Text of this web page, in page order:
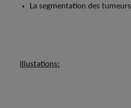
La segmentation des
Illustations: